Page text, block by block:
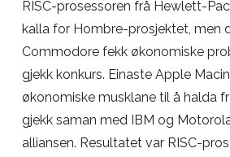
RISC-prosessoren frå Hewlett-
kalla for Hombre-prosjektet, men
Commodore fekk økonomiske
gjekk konkurs. Einaste Apple
økonomiske musklane til å halda
gjekk saman med IBM og
alliansen. Resultatet var RISC-